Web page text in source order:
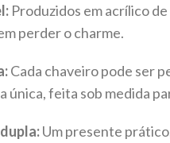
Produzidos em acrílico
perder o charme.
Cada chaveiro pode ser
única, feita sob medida
Um presente